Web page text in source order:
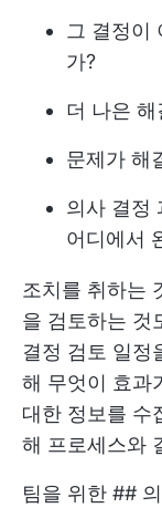
그 결정이
가?
더 나은
문제가 해
의사 결정
어디에서
조치를 취하는
을 검토하는 것
결정 검토 일정
해 무엇이 효과
대한 정보를 수
해 프로세스와
팀을 위한 ##